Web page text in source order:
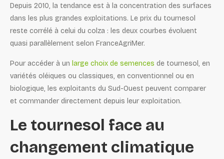
Depuis 2010, la tendance est à la concentration des surfaces
dans les plus grandes exploitations. Le prix du tournesol
reste corrélé à celui du colza : les deux courbes évoluent
quasi parallèlement selon FranceAgriMer.
Pour accéder à un large choix de semences de tournesol, en
variétés oléiques ou classiques, en conventionnel ou en
biologique, les exploitants du Sud-Ouest peuvent comparer
et commander directement depuis leur exploitation.
Le tournesol face au
changement climatique